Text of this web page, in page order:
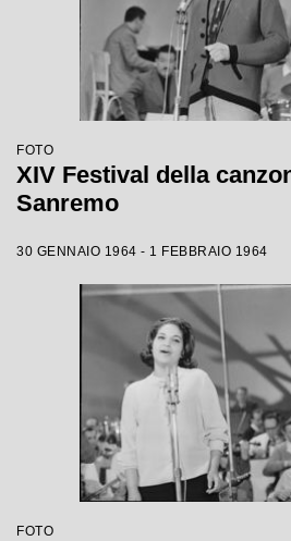
FOTO
XIV Festival della
Sanremo
30 GENNAIO 1964 - 1 FEBBRAIO 1964
FOTO